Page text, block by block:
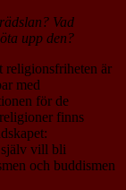
Vad
upp den?
religionsfriheten är
med
för de
finns
själv vill bli
och buddismen